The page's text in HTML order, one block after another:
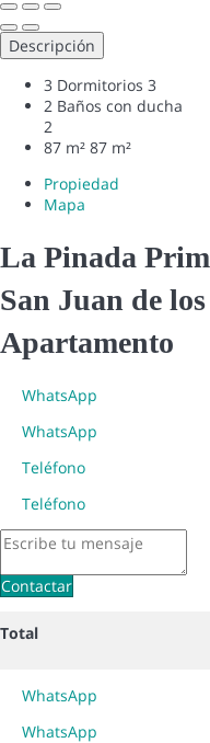
Descripción
3 Dormitorios 3
2 Baños con ducha
2
87 m² 87 m²
Propiedad
Mapa
La Pinada
San Juan de
Apartamento
WhatsApp
WhatsApp
Teléfono
Teléfono
Contactar
Total
WhatsApp
WhatsApp